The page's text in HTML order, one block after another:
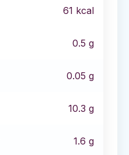
61 kcal
0.5 g
0.05 g
10.3 g
1.6 g